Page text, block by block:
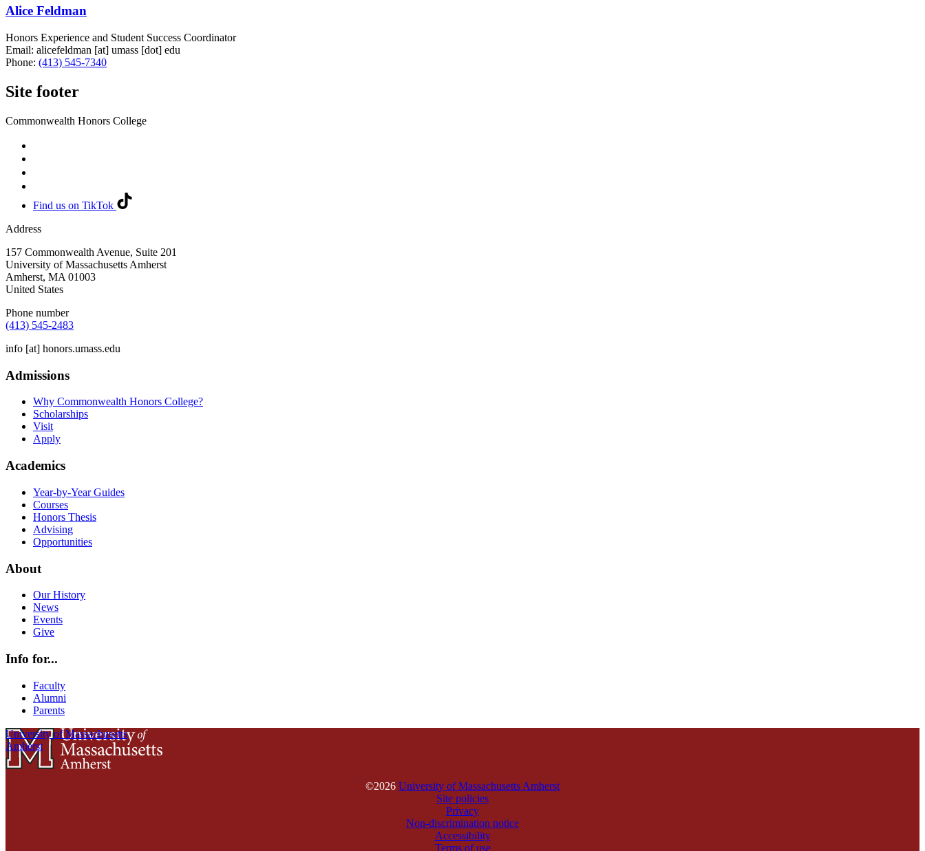
Alice Feldman
Honors Experience and Student Success Coordinator
Email: alicefeldman [at] umass [dot] edu
Phone: (413) 545-7340
Site footer
Commonwealth Honors College
Find us on TikTok
Address
157 Commonwealth Avenue, Suite 201
University of Massachusetts Amherst
Amherst, MA 01003
United States
Phone number
(413) 545-2483
info [at] honors.umass.edu
Admissions
Why Commonwealth Honors College?
Scholarships
Visit
Apply
Academics
Year-by-Year Guides
Courses
Honors Thesis
Advising
Opportunities
About
Our History
News
Events
Give
Info for...
Faculty
Alumni
Parents
University of Massachusetts
Amherst
©2026 University of Massachusetts Amherst
Site policies
Privacy
Non-discrimination notice
Accessibility
Terms of use